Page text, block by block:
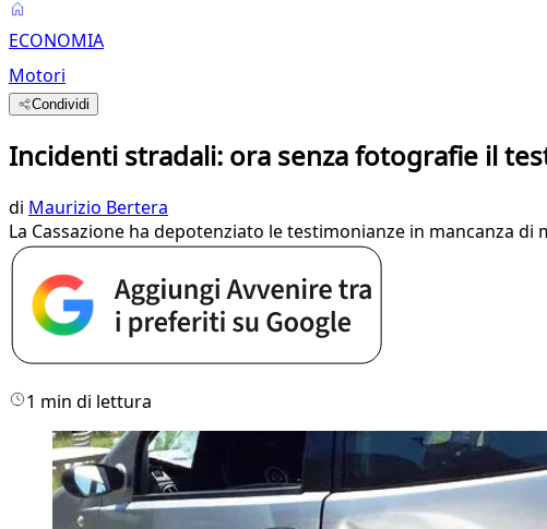
ECONOMIA
Motori
Condividi
Incidenti stradali: ora senza fotografie il
di Maurizio Bertera
La Cassazione ha depotenziato le testimonianze in mancanza
1 min di lettura